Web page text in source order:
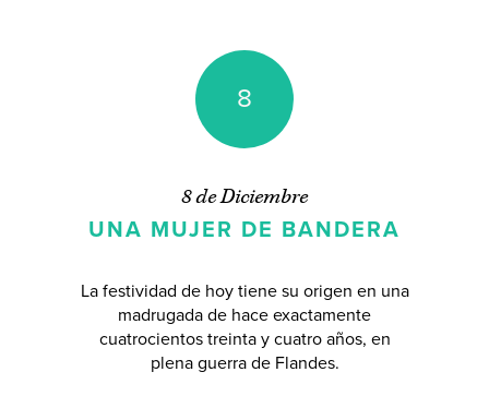
8
8 de Diciembre
UNA MUJER DE BANDERA
La festividad de hoy tiene su origen en una
madrugada de hace exactamente
cuatrocientos treinta y cuatro años, en
plena guerra de Flandes.